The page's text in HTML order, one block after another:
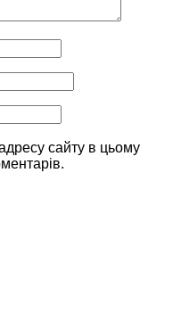
сайту в цьому